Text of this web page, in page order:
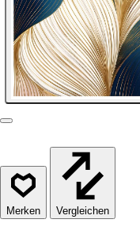
Vergleichen